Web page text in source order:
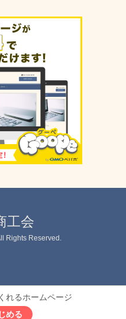
工会
Rights Reserved.
れるホームページ
める